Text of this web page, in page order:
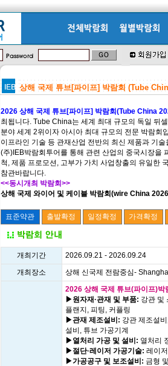
상해 국제 튜브[파이프] 박람회 (Tube
2026 상해 국제 튜브[파이프] 박람회(Tube China
최됩니다. Tube China는 세계 최대 규모의 독일 뒤
분야 세계 2위이자 아시아 최대 규모의 전문 박람회
이프라인 기술 등 관재산업 전반의 최신 제품과 기
(주)IEB박람회투어를 통해 관련 산업의 중국시장을
척, 제품 프로모션, 고부가 가치 사업창출의 유일한
참관바랍니다.
<<동시개최 박람회>>
상해 국제 와이어 및 케이블 박람회(wire China
개최기간
2026.09.21 - 2026.09.24
개최장소
상해 신국제 전람중심-
2026 상해 국제 튜브(파이프)
▶원자재·관재 및 부품: 강관 및
플랜지, 피팅, 커플링
▶관재 제조설비: 강관 제조설
설비, 튜브 가공기계
▶열처리 가공 및 설비: 열처리
▶절단·레이저 가공기술: 레이
▶가공공구 및 보조설비: 금형